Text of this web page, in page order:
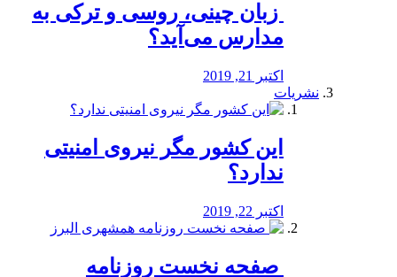
️ زبان چینی، روسی و ترکی به
مدارس می‌آید؟
اکتبر 21, 2019
نشریات
این کشور مگر نیروی امنیتی
ندارد؟
اکتبر 22, 2019
️ صفحه نخست روزنامه‌